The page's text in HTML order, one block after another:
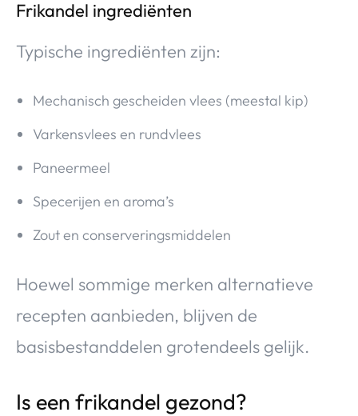
Frikandel ingrediënten
Typische ingrediënten zijn:
Mechanisch gescheiden vlees (meestal kip)
Varkensvlees en rundvlees
Paneermeel
Specerijen en aroma’s
Zout en conserveringsmiddelen
Hoewel sommige merken alternatieve
recepten aanbieden, blijven de
basisbestanddelen grotendeels gelijk.
Is een frikandel gezond?